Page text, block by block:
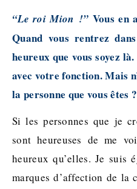
“Le roi Mion !” Vous en
Quand vous rentrez
heureux que vous soyez
avec votre fonction. Mais
la personne que vous êtes ?
Si les personnes que je
sont heureuses de me
heureux qu’elles. Je suis
marques d’affection de la